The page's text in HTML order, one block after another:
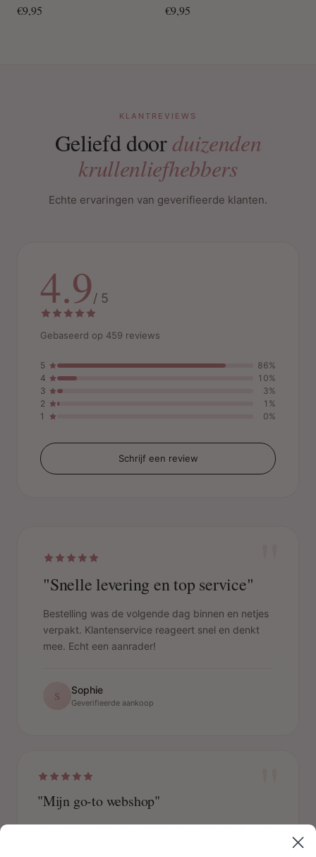
€9,95 €9,95
KLANTREVIEWS
Geliefd doorduizenden
krullenliefhebbers
Echte ervaringen van geverifieerde klanten.
4.9/ 5
Gebaseerd op 459 reviews
5
86%
4
10%
3
3%
2
1%
1
0%
Schrijf een review
"Snelle levering en top service"
Bestelling was de volgende dag binnen en netjes
verpakt. Klantenservice reageert snel en denkt
mee. Echt een aanrader!
S Sophie
Geverifieerde aankoop
"Mijn go-to webshop"
Heb altijd de producten kunnen vinden die ik zocht.